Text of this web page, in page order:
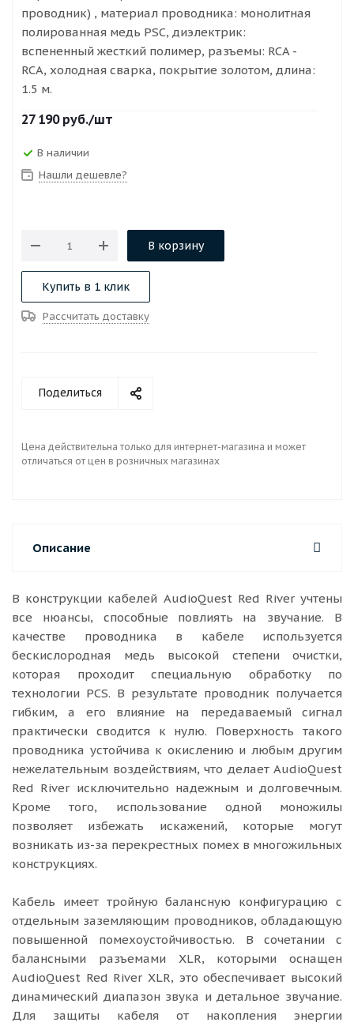
проводник) , материал проводника: монолитная
полированная медь PSC, диэлектрик:
вспененный жесткий полимер, разъемы: RCA -
RCA, холодная сварка, покрытие золотом, длина:
1.5 м.
27 190руб./шт
В наличии
Нашли дешевле?
В корзину
Купить в 1 клик
Рассчитать доставку
Поделиться
Цена действительна только для интернет-магазина и может
отличаться от цен в розничных магазинах
Описание
В конструкции кабелей AudioQuest Red River учтены
все нюансы, способные повлиять на звучание. В
качестве проводника в кабеле используется
бескислородная медь высокой степени очистки,
которая проходит специальную обработку по
технологии PCS. В результате проводник получается
гибким, а его влияние на передаваемый сигнал
практически сводится к нулю. Поверхность такого
проводника устойчива к окислению и любым другим
нежелательным воздействиям, что делает AudioQuest
Red River исключительно надежным и долговечным.
Кроме того, использование одной моножилы
позволяет избежать искажений, которые могут
возникать из-за перекрестных помех в многожильных
конструкциях.
Кабель имеет тройную балансную конфигурацию с
отдельным заземляющим проводников, обладающую
повышенной помехоустойчивостью. В сочетании с
балансными разъемами XLR, которыми оснащен
AudioQuest Red River XLR, это обеспечивает высокий
динамический диапазон звука и детальное звучание.
Для защиты кабеля от накопления энергии